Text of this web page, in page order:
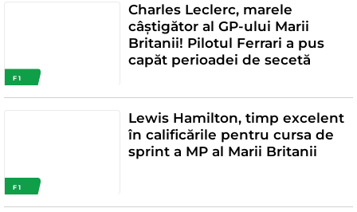
F 1
Charles Leclerc, marele
câștigător al GP-ului Marii
Britanii! Pilotul Ferrari a pus
capăt perioadei de secetă
F 1
Lewis Hamilton, timp excelent
în calificările pentru cursa de
sprint a MP al Marii Britanii